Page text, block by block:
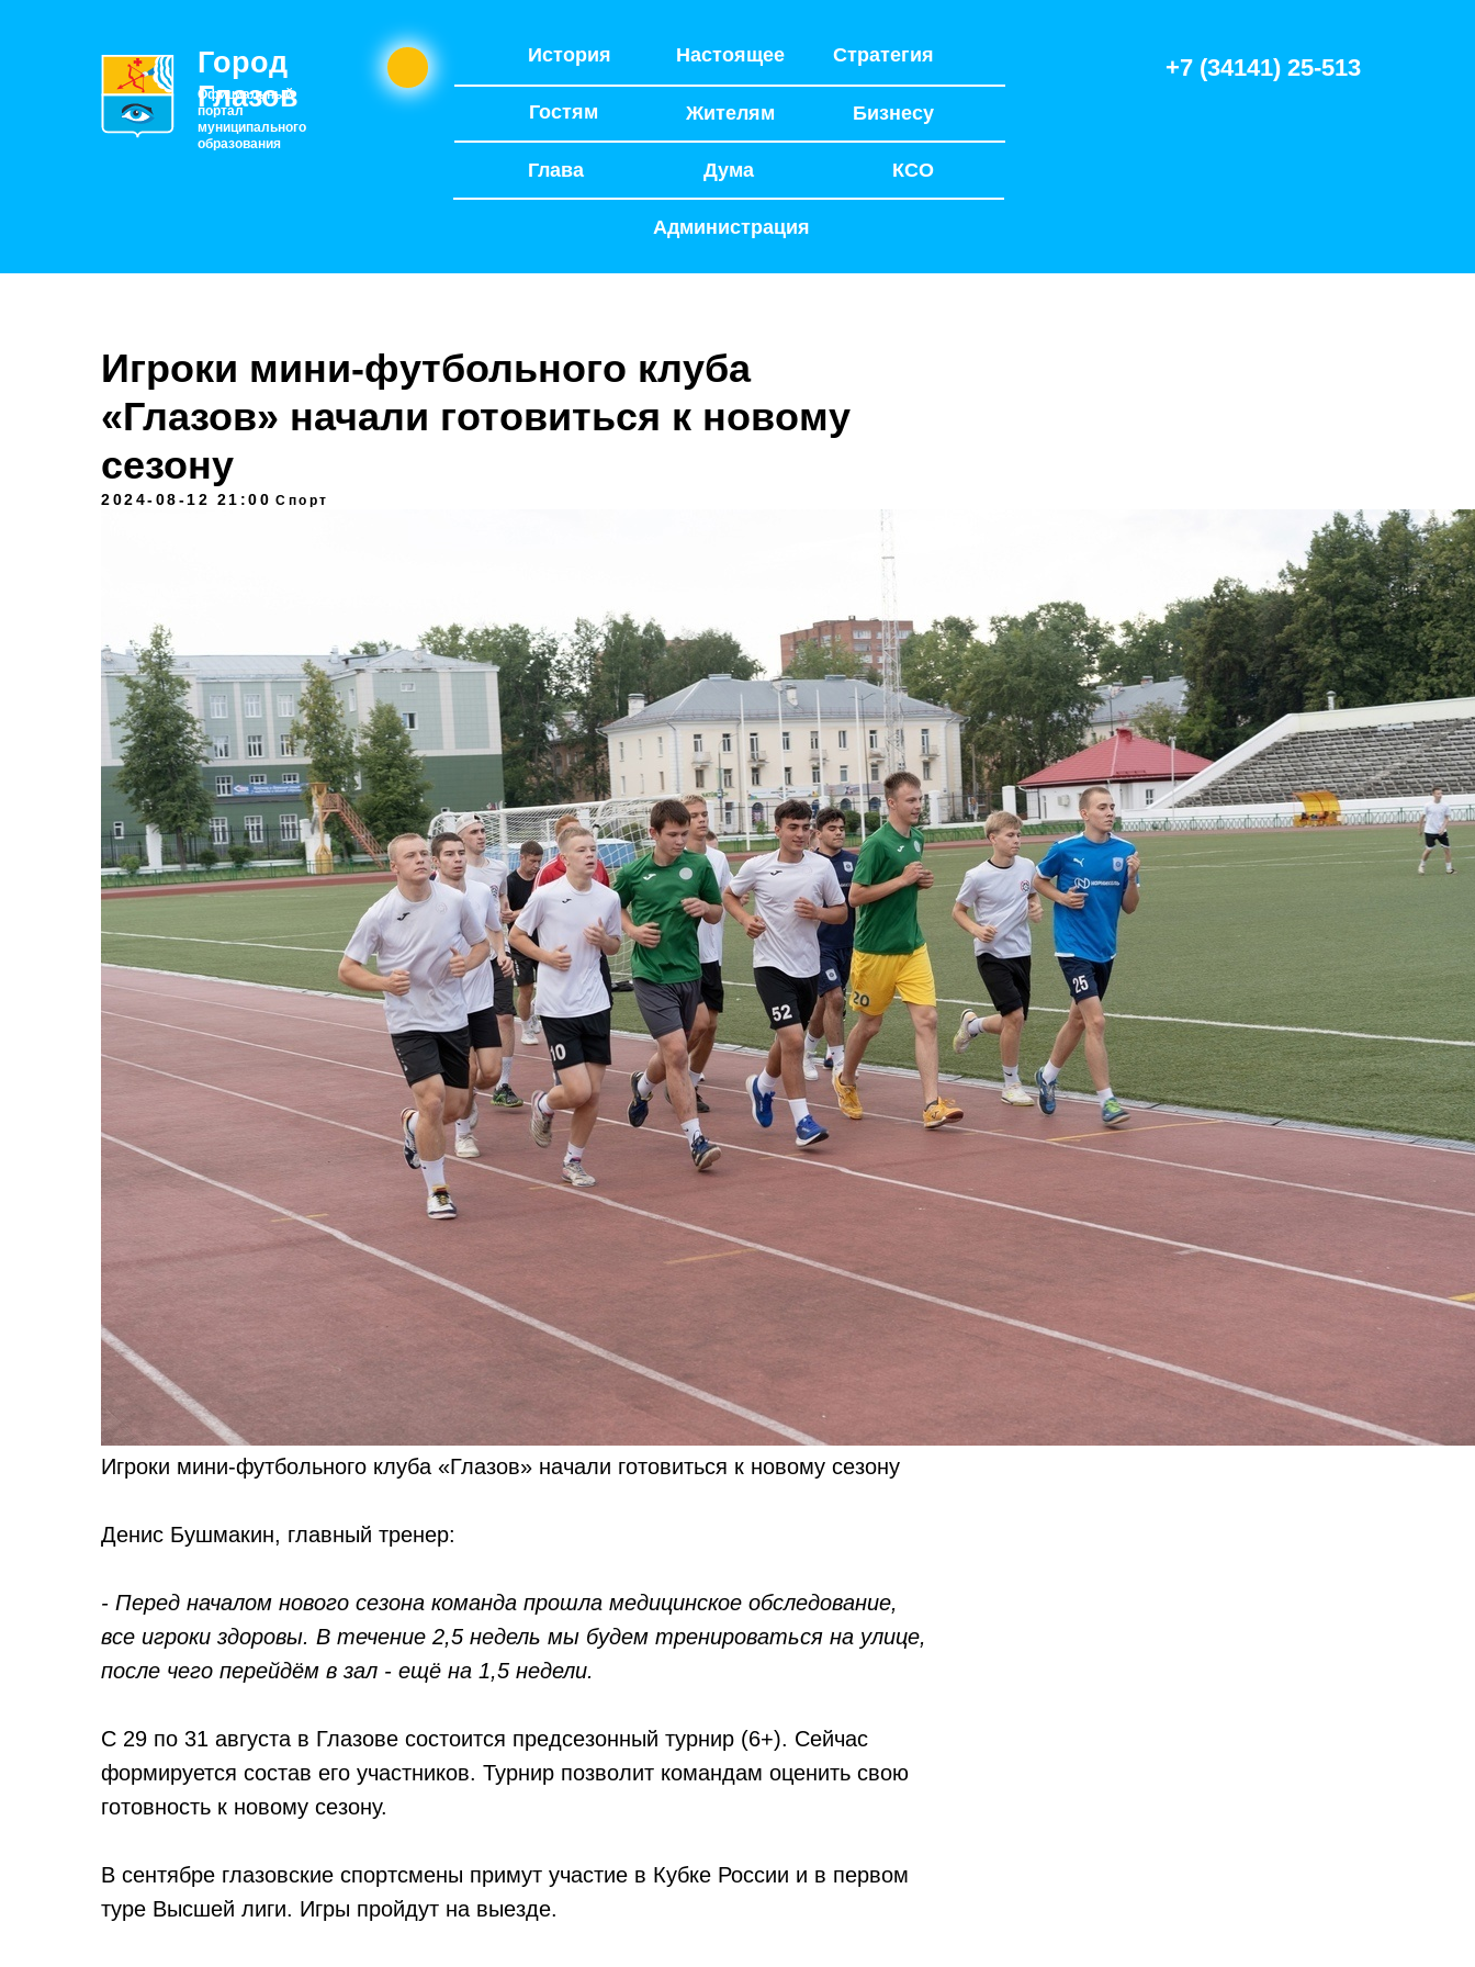
Город
Глазов
Официальный
портал
муниципального
образования
+7 (34141) 25-513
История Настоящее Стратегия
Гостям Жителям Бизнесу
Глава КСО
Дума
Администрация
Игроки мини-футбольного клуба
«Глазов» начали готовиться к новому
сезону
2024-08-12 21:00 Спорт
Игроки мини-футбольного клуба «Глазов» начали готовиться к новому сезону
Денис Бушмакин, главный тренер:
- Перед началом нового сезона команда прошла медицинское обследование,
все игроки здоровы. В течение 2,5 недель мы будем тренироваться на улице,
после чего перейдём в зал - ещё на 1,5 недели.
С 29 по 31 августа в Глазове состоится предсезонный турнир (6+). Сейчас
формируется состав его участников. Турнир позволит командам оценить свою
готовность к новому сезону.
В сентябре глазовские спортсмены примут участие в Кубке России и в первом
туре Высшей лиги. Игры пройдут на выезде.